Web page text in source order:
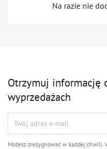
Na razie nie
Otrzymuj informację
wyprzedażach
Możesz zrezygnować w każdej chwili.